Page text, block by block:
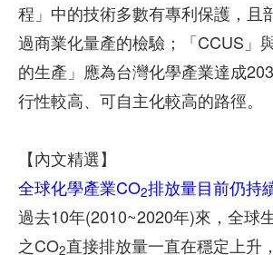
程」中的技術多數有專利保護，且
過商業化量產的檢驗；「CCUS」
的生產」應為台灣化學產業達成
行性較高、可自主化較高的路徑。
【內文精選】
全球化學產業CO2排放量目前仍持
過去10年(2010~2020年)來，全球
之CO2直接排放量一直在穩定上升